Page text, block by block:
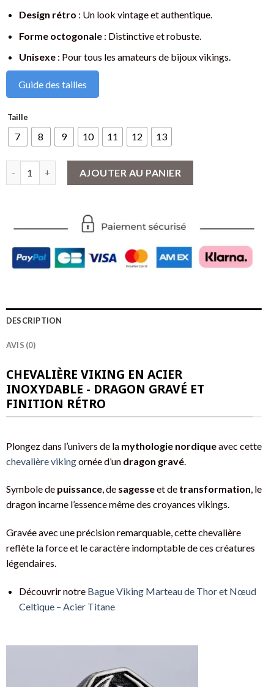
Design rétro : Un look vintage et authentique.
Forme octogonale: Distinctive et robuste.
Unisexe: Pour tous les amateurs de bijoux vikings.
Guide des tailles
Taille
7 8 9 10 11 12 13
AJOUTER AU PANIER
DESCRIPTION
AVIS (0)
CHEVALIÈRE VIKING EN ACIER
INOXYDABLE - DRAGON GRAVÉ ET
FINITION RÉTRO
Plongez dans l’univers de la mythologie nordiqueavec cette
chevalière vikingornée d’un dragon gravé.
Symbole de puissance, de sagesseet de transformation, le
dragon incarne l’essence même des croyances vikings.
Gravée avec une précision remarquable, cette chevalière
reflète la force et le caractère indomptable de ces créatures
légendaires.
Découvrir notre Bague Viking Marteau de Thor et Nœud
Celtique – Acier Titane